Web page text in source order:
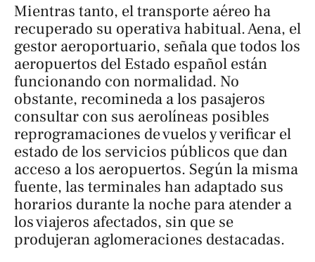
Mientras tanto, el transporte aéreo ha
recuperado su operativa habitual. Aena, el
gestor aeroportuario, señala que todos los
aeropuertos del Estado español están
funcionando con normalidad. No
obstante, recomineda a los pasajeros
consultar con sus aerolíneas posibles
reprogramaciones de vuelos y verificar el
estado de los servicios públicos que dan
acceso a los aeropuertos. Según la misma
fuente, las terminales han adaptado sus
horarios durante la noche para atender a
los viajeros afectados, sin que se
produjeran aglomeraciones destacadas.